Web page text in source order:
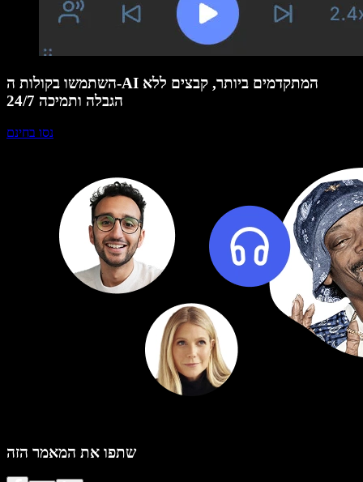
השתמשו בקולות ה-AI המתקדמים ביותר, קבצים ללא
הגבלה ותמיכה 24/7
נסו בחינם
שתפו את המאמר הזה